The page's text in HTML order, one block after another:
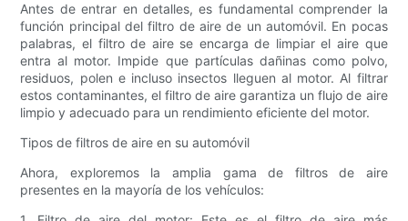
Antes de entrar en detalles, es fundamental comprender la
función principal del filtro de aire de un automóvil. En pocas
palabras, el filtro de aire se encarga de limpiar el aire que
entra al motor. Impide que partículas dañinas como polvo,
residuos, polen e incluso insectos lleguen al motor. Al filtrar
estos contaminantes, el filtro de aire garantiza un flujo de aire
limpio y adecuado para un rendimiento eficiente del motor.
Tipos de filtros de aire en su automóvil
Ahora, exploremos la amplia gama de filtros de aire
presentes en la mayoría de los vehículos: